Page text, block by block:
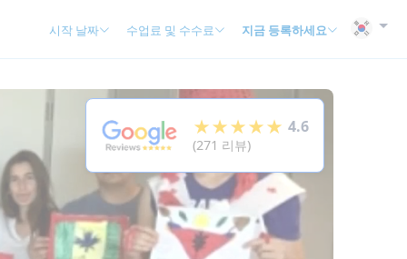
시작 날짜 수업료 및 수수료 지금 등록하세요
★★★★★ 4.6
(271 리뷰)